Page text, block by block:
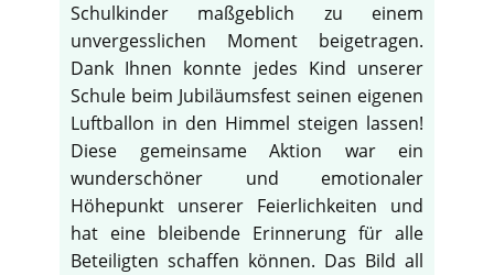
Schulkinder maßgeblich zu einem
unvergesslichen Moment beigetragen.
Dank Ihnen konnte jedes Kind unserer
Schule beim Jubiläumsfest seinen eigenen
Luftballon in den Himmel steigen lassen!
Diese gemeinsame Aktion war ein
wunderschöner und emotionaler
Höhepunkt unserer Feierlichkeiten und
hat eine bleibende Erinnerung für alle
Beteiligten schaffen können. Das Bild all